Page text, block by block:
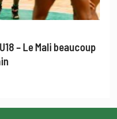
– Le Mali beaucoup